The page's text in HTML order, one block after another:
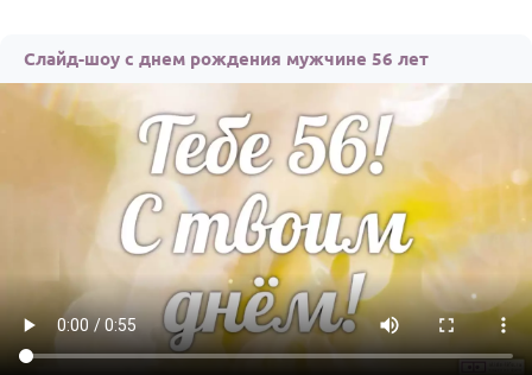
Открытки
Стихи и тексты
ПРАЗДНИКИ
С Днем рождения
Юбилей
Свадьба
Годовщина свадьбы
Календарь праздников
ОТЗЫВЫ
Слайд-шоу с днем рождения мужчине 56 лет